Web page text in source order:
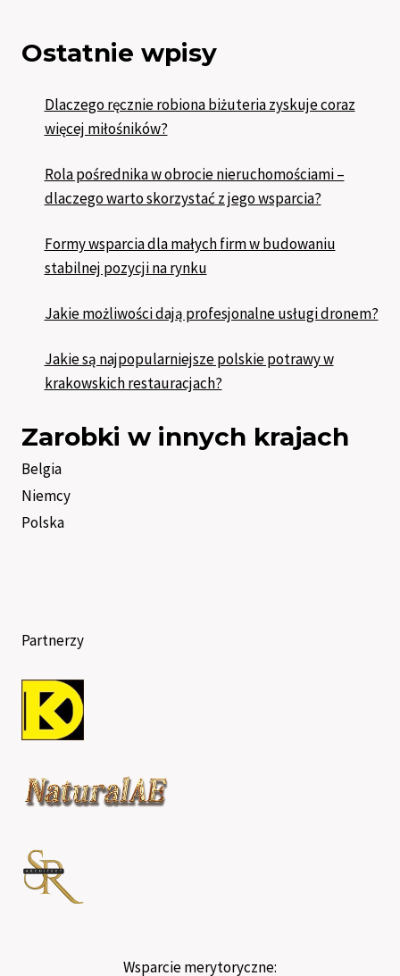
Ostatnie wpisy
Dlaczego ręcznie robiona biżuteria zyskuje coraz
więcej miłośników?
Rola pośrednika w obrocie nieruchomościami –
dlaczego warto skorzystać z jego wsparcia?
Formy wsparcia dla małych firm w budowaniu
stabilnej pozycji na rynku
Jakie możliwości dają profesjonalne usługi dronem?
Jakie są najpopularniejsze polskie potrawy w
krakowskich restauracjach?
Zarobki w innych krajach
Belgia
Niemcy
Polska
Partnerzy
Wsparcie merytoryczne: